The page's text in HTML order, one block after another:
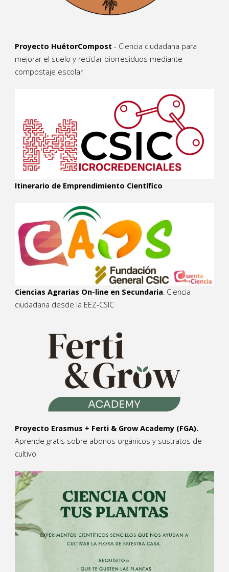
Proyecto HuétorCompost - Ciencia ciudadana para
mejorar el suelo y reciclar biorresiduos mediante
compostaje escolar
Itinerario de Emprendimiento Científico
Ciencias Agrarias On-line en Secundaria . Ciencia
ciudadana desde la EEZ-CSIC
Proyecto Erasmus + Ferti & Grow Academy (FGA).
Aprende gratis sobre abonos orgánicos y sustratos de
cultivo